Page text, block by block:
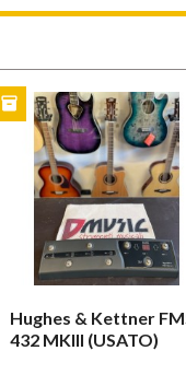
Hughes & Kettner
432 MKIII (USATO)
inventory